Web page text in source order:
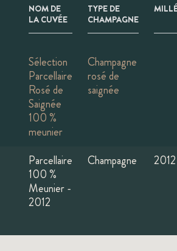
NOM DE
LA CUVÉE
TYPE DE
CHAMPAGNE
Sélection
Parcellaire
Rosé de
Saignée
100 %
meunier
Champagne
rosé de
saignée
Parcellaire
100 %
Meunier -
2012
Champagne 2012